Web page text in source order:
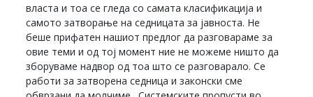
власта и тоа се гледа со самата класификација и
самото затворање на седницата за јавноста. Не
беше прифатен нашиот предлог да разговараме за
овие теми и од тој момент ние не можеме ништо да
зборуваме надвор од тоа што се разговарало. Се
работи за затворена седница и законски сме